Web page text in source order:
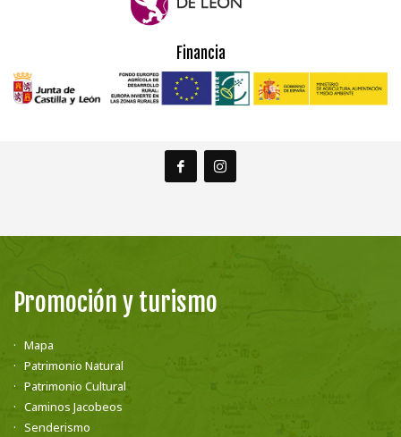
Financia
Promoción y turismo
Mapa
Patrimonio Natural
Patrimonio Cultural
Caminos Jacobeos
Senderismo